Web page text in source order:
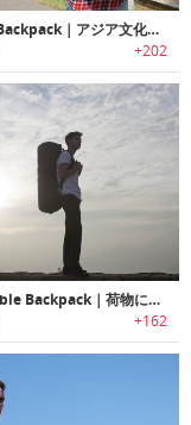
Premji Backpack｜アジア文化を伝承する生地を使ったエスニックバックパック「プレムジ」
+202
Adjustable Backpack｜荷物に合わせてサイズを拡張可能なマルチサイズバックパック「アジャスタブルバックパック」
+162